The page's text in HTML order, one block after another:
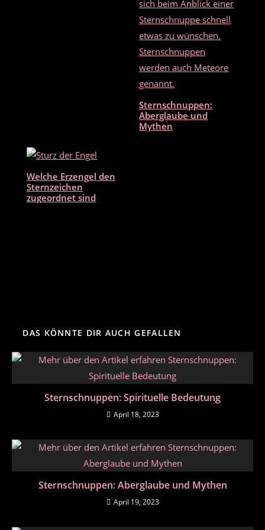
Sternschnuppen:
Aberglaube und
Mythen
Welche Erzengel den
Sternzeichen
zugeordnet sind
DAS KÖNNTE DIR AUCH GEFALLEN
Sternschnuppen: Spirituelle Bedeutung
April 18, 2023
Sternschnuppen: Aberglaube und Mythen
April 19, 2023